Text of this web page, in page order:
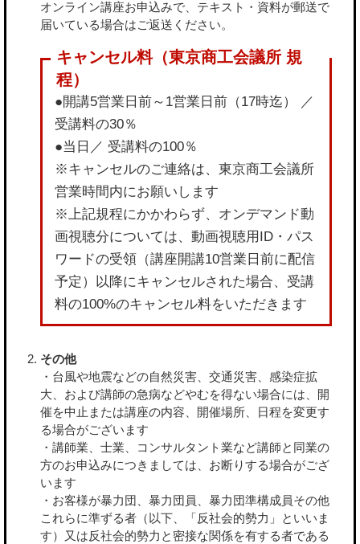
オンライン講座お申込みで、テキスト・資料が郵送で
届いている場合はご返送ください。
●開講5営業日前～1営業日前（17時迄） ／
受講料の30％
●当日／ 受講料の100％
※キャンセルのご連絡は、東京商工会議所
営業時間内にお願いします
※上記規程にかかわらず、オンデマンド動
画視聴分については、動画視聴用ID・パス
ワードの受領（講座開講10営業日前に配信
予定）以降にキャンセルされた場合、受講
料の100%のキャンセル料をいただきます
その他
・台風や地震などの自然災害、交通災害、感染症拡
大、および講師の急病などやむを得ない場合には、開
催を中止または講座の内容、開催場所、日程を変更す
る場合がございます
・講師業、士業、コンサルタント業など講師と同業の
方のお申込みにつきましては、お断りする場合がござ
います
・お客様が暴力団、暴力団員、暴力団準構成員その他
これらに準ずる者（以下、「反社会的勢力」といいま
す）又は反社会的勢力と密接な関係を有する者である